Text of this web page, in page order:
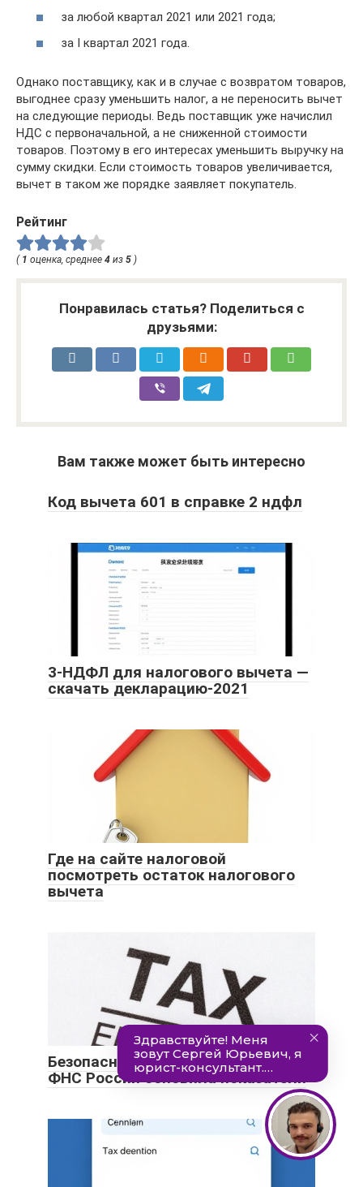
за любой квартал 2021 или 2021 года;
за I квартал 2021 года.
Однако поставщику, как и в случае с возвратом товаров,
выгоднее сразу уменьшить налог, а не переносить вычет
на следующие периоды. Ведь поставщик уже начислил
НДС с первоначальной, а не сниженной стоимости
товаров. Поэтому в его интересах уменьшить выручку на
сумму скидки. Если стоимость товаров увеличивается,
вычет в таком же порядке заявляет покупатель.
Рейтинг
( 1 оценка, среднее 4 из 5 )
Понравилась статья? Поделиться с
друзьями:
Вам также может быть интересно
Код вычета 601 в справке 2 ндфл
3-НДФЛ для налогового вычета —
скачать декларацию-2021
Где на сайте налоговой
посмотреть остаток налогового
вычета
Безопасная доля вычета НДС:
ФНС России обновила показатели